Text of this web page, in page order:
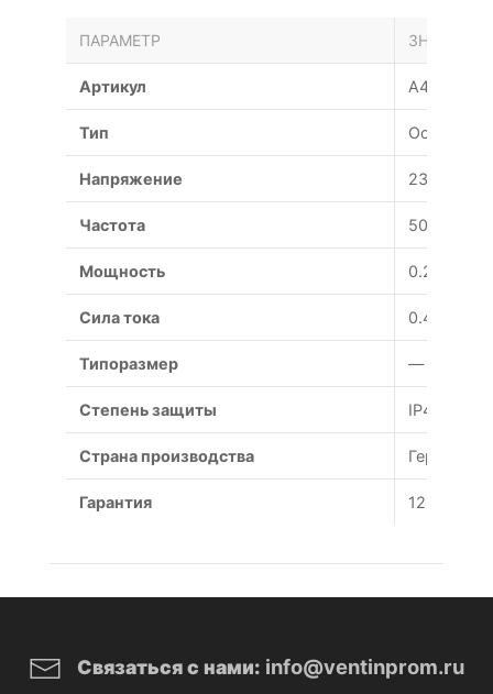
ПАРАМЕТР ЗНАЧЕНИЕ
Артикул A4D450-
Тип Осевой
Напряжение 230/380 В
Частота 50 Гц
Мощность 0.2 Вт
Сила тока 0.48 А
Типоразмер — мм
Степень защиты IP44
Страна производства Германия
Гарантия 12
Связаться с нами: info@ventinprom.ru